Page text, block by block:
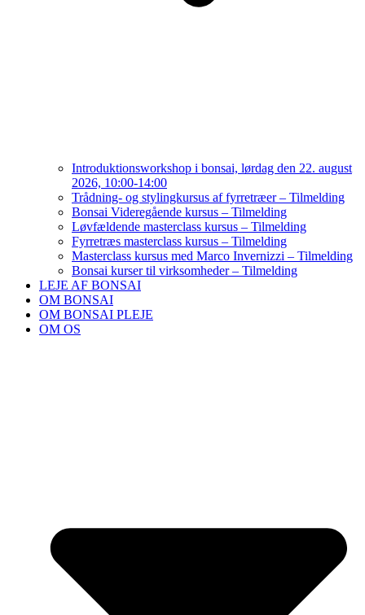
Introduktionsworkshop i bonsai, lørdag den 22. august
2026, 10:00-14:00
Trådning- og stylingkursus af fyrretræer – Tilmelding
Bonsai Videregående kursus – Tilmelding
Løvfældende masterclass kursus – Tilmelding
Fyrretræs masterclass kursus – Tilmelding
Masterclass kursus med Marco Invernizzi – Tilmelding
Bonsai kurser til virksomheder – Tilmelding
LEJE AF BONSAI
OM BONSAI
OM BONSAI PLEJE
OM OS